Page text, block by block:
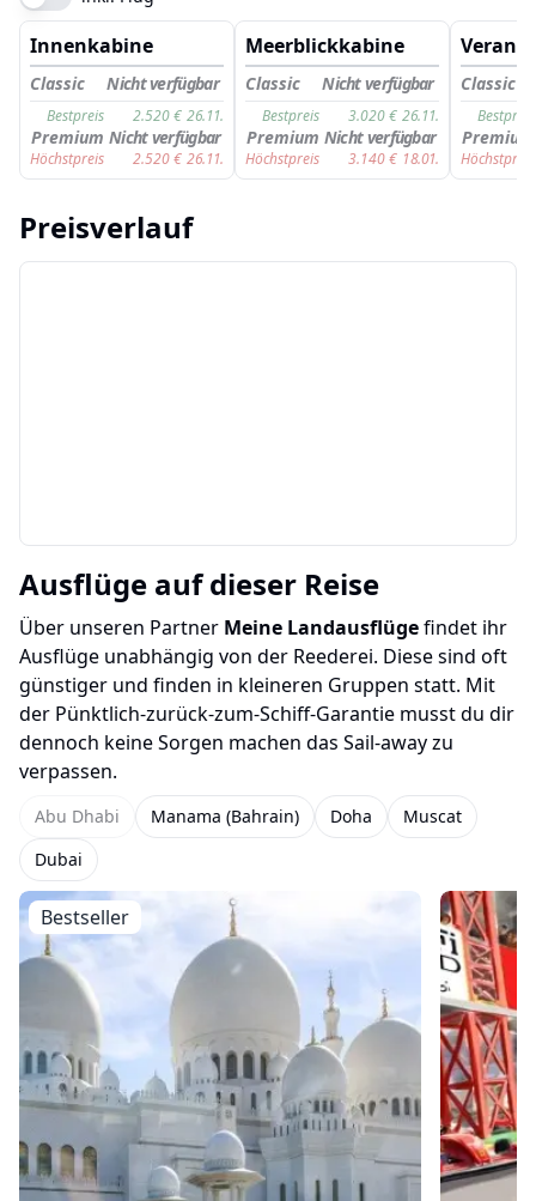
Innenkabine
Classic Nicht verfügbar
Bestpreis 2.520€ 26.11.
Premium Nicht verfügbar
Höchstpreis 2.520€ 26.11.
Meerblickkabine
Classic Nicht verfügbar
Bestpreis 3.020€ 26.11.
Premium Nicht verfügbar
Höchstpreis 3.140€ 18.01.
Classic
Bestpreis
Premium
Höchstpreis
Preisverlauf
Ausflüge auf dieser Reise
Über unseren Partner Meine Landausflügefindet ihr
Ausflüge unabhängig von der Reederei. Diese sind oft
günstiger und finden in kleineren Gruppen statt. Mit
der Pünktlich-zurück-zum-Schiff-Garantie musst du dir
dennoch keine Sorgen machen das Sail-away zu
verpassen.
Abu Dhabi Manama (Bahrain) Doha
Muscat
Dubai
Bestseller